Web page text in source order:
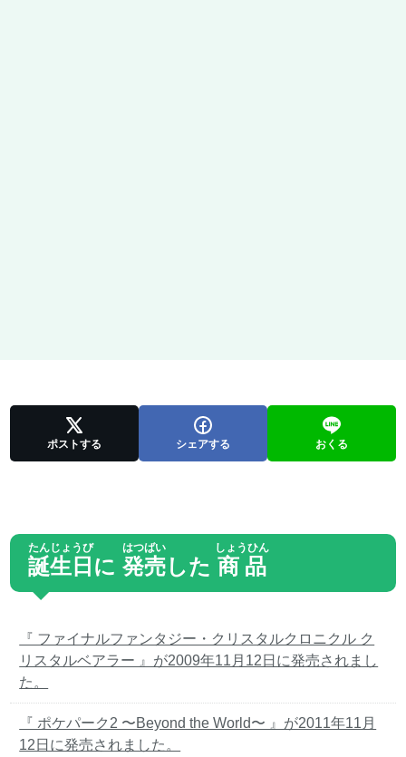
ポストする シェアする おくる
誕生日
たんじょうび
に発売
はつばい
した商品
しょうひん
『 ファイナルファンタジー・クリスタルクロニクル ク
リスタルベアラー 』が2009年11月12日に発売されまし
た。
『 ポケパーク2 〜Beyond the World〜 』が2011年11月
12日に発売されました。